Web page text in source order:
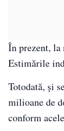
În prezent,
Estimările
Totodată, și
milioane de
conform